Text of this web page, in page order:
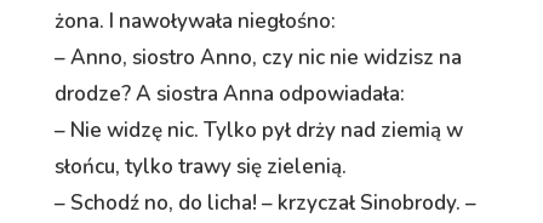
żona. I nawoływała niegłośno:
– Anno, siostro Anno, czy nic nie widzisz na
drodze? A siostra Anna odpowiadała:
– Nie widzę nic. Tylko pył drży nad ziemią w
słońcu, tylko trawy się zielenią.
– Schodź no, do licha! – krzyczał Sinobrody. –